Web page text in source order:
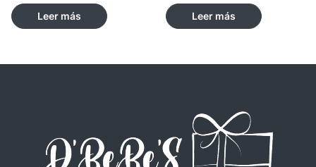
Leer más Leer más